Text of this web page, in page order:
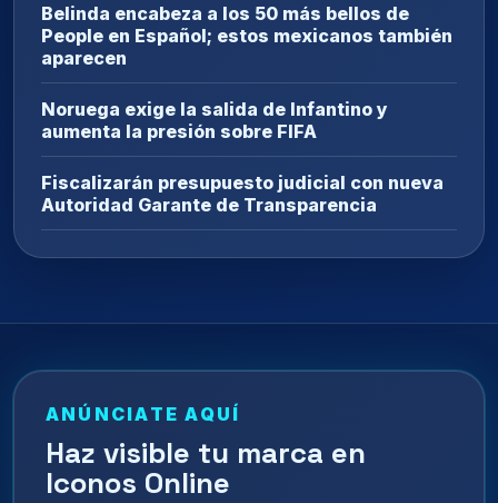
Belinda encabeza a los 50 más bellos de
People en Español; estos mexicanos también
aparecen
Noruega exige la salida de Infantino y
aumenta la presión sobre FIFA
Fiscalizarán presupuesto judicial con nueva
Autoridad Garante de Transparencia
ANÚNCIATE AQUÍ
Haz visible tu marca en
Iconos Online